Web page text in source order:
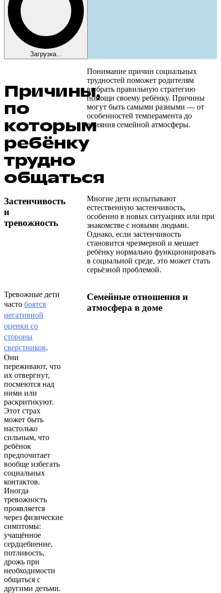
Загрузка...
Причины,
по
которым
ребёнку
трудно
общаться
Понимание причин социальных
трудностей поможет родителям
выбрать правильную стратегию
помощи своему ребёнку. Причины
могут быть самыми разными — от
особенностей темперамента до
влияния семейной атмосферы.
Застенчивость
и
тревожность
Многие дети испытывают
естественную застенчивость,
особенно в новых ситуациях или при
знакомстве с новыми людьми.
Однако, если застенчивость
становится чрезмерной и мешает
ребёнку нормально функционировать
в социальной среде, это может стать
серьёзной проблемой.
Тревожные дети
часто боятся
негативной
оценки со
стороны
сверстников.
Они
переживают, что
их отвергнут,
посмеются над
ними или
раскритикуют.
Этот страх
может быть
настолько
сильным, что
ребёнок
предпочитает
вообще избегать
социальных
контактов.
Иногда
тревожность
проявляется
через физические
симптомы:
учащённое
сердцебиение,
потливость,
дрожь при
необходимости
общаться с
другими детьми.
Семейные отношения и
атмосфера в доме